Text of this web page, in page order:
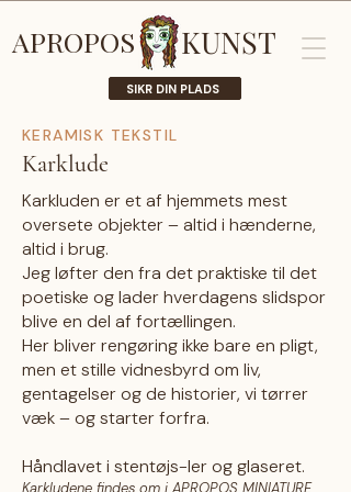
APROPOS KUNST
SIKR DIN PLADS
KERAMISK TEKSTIL
Karklude
Karkluden er et af hjemmets mest
oversete objekter – altid i hænderne,
altid i brug.
Jeg løfter den fra det praktiske til det
poetiske og lader hverdagens slidspor
blive en del af fortællingen.
Her bliver rengøring ikke bare en pligt,
men et stille vidnesbyrd om liv,
gentagelser og de historier, vi tørrer
væk – og starter forfra.
Håndlavet i stentøjs-ler og glaseret.
Karkludene findes om i APROPOS MINIATURE